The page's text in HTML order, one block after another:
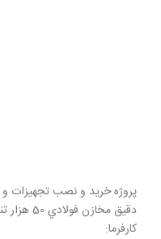
پروژه ﺧﺮﯾﺪ و ﻧﺼﺐ ﺗﺠﻬﯿﺰات و
دﻗﯿﻖ ﻣﺨﺎزن ﻓﻮﻻدي 50 ﻫﺰار ﺗﻨﯽ ذﺧﯿﺮه روﻏﻦ ﺧﺎم ﺗﻬﺮان – رباط کریم
کارفرما: